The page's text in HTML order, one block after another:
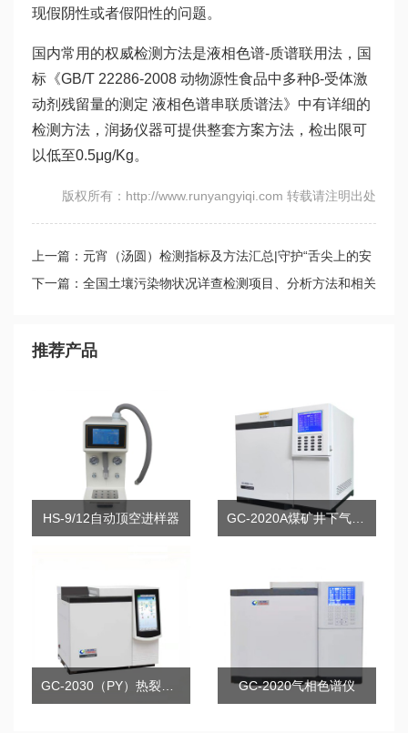
现假阴性或者假阳性的问题。
国内常用的权威检测方法是液相色谱-质谱联用法，国
标《GB/T 22286-2008 动物源性食品中多种β-受体激
动剂残留量的测定 液相色谱串联质谱法》中有详细的
检测方法，润扬仪器可提供整套方案方法，检出限可
以低至0.5μg/Kg。
版权所有：http://www.runyangyiqi.com 转载请注明出处
上一篇：元宵（汤圆）检测指标及方法汇总|守护“舌尖上的安
全”
下一篇：全国土壤污染物状况详查检测项目、分析方法和相关
推荐产品
HS-9/12自动顶空进样器
GC-2020气相色谱仪